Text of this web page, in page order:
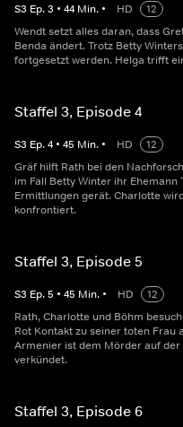
S3 Ep.3 • 44 Min. • HD
12
Wendt setzt alles daran, dass
Benda ändert. Trotz Betty
fortgesetzt werden. Helga trifft
Staffel 3, Episode 4
S3 Ep.4 • 45 Min. • HD
12
Gräf hilft Rath bei den
im Fall Betty Winter ihr Ehemann
Ermittlungen gerät. Charlotte
konfrontiert.
Staffel 3, Episode 5
S3 Ep.5 • 45 Min. • HD
12
Rath, Charlotte und Böhm
Rot Kontakt zu seiner toten Frau
Armenier ist dem Mörder auf
verkündet.
Staffel 3, Episode 6